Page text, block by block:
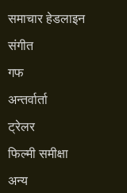
समाचार हेडलाइन
संगीत
गफ
अन्तर्वार्ता
ट्रेलर
फिल्मी समीक्षा
अन्य